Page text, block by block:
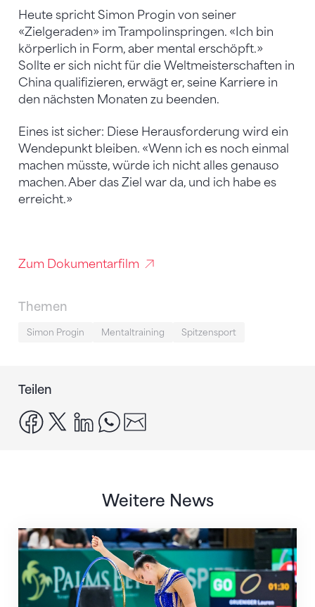
Heute spricht Simon Progin von seiner
«Zielgeraden» im Trampolinspringen. «Ich bin
körperlich in Form, aber mental erschöpft.»
Sollte er sich nicht für die Weltmeisterschaften in
China qualifizieren, erwägt er, seine Karriere in
den nächsten Monaten zu beenden.
Eines ist sicher: Diese Herausforderung wird ein
Wendepunkt bleiben. «Wenn ich es noch einmal
machen müsste, würde ich nicht alles genauso
machen. Aber das Ziel war da, und ich habe es
erreicht.»
Zum Dokumentarfilm
Themen
Simon Progin Mentaltraining Spitzensport
Teilen
facebook
x linkedinwhatsapp
Weitere News
Nächster Halt: Weltmeisterschaft